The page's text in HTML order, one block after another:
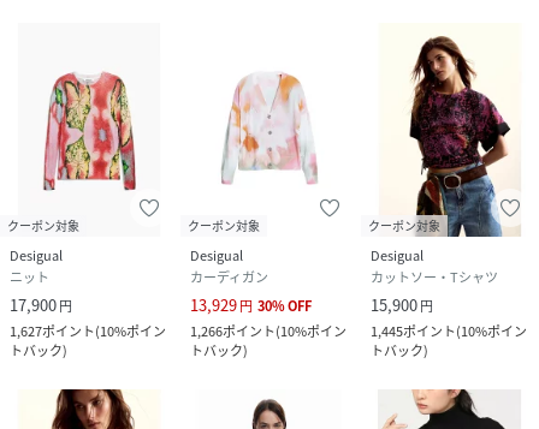
クーポン対象
Desigual
ニット
17,900円
1,627ポイント(10%ポイン
トバック)
クーポン対象
Desigual
カーディガン
13,929円 30%OFF
1,266ポイント(10%ポイン
トバック)
クーポン対象
Desigual
カットソー・Tシャツ
15,900円
1,445ポイント(10%ポイン
トバック)